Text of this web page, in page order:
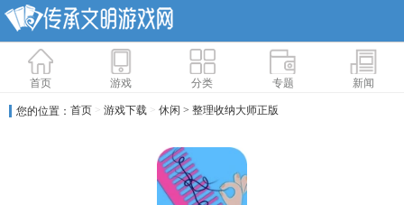
首页 游戏 分类 专题 新闻
您的位置： 首页 > 游戏下载 > 休闲 > 整理收纳大师正版